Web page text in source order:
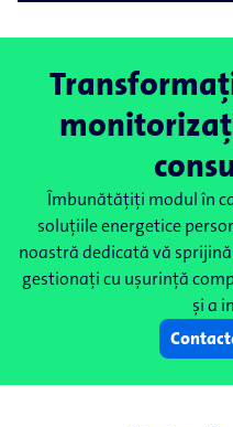
Îmbunătățiți modul în
soluțiile energetice
noastră dedicată vă
gestionați cu ușurință
și a